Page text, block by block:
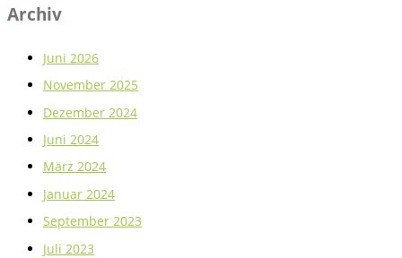
Archiv
Juni 2026
November 2025
Dezember 2024
Juni 2024
März 2024
Januar 2024
September 2023
Juli 2023